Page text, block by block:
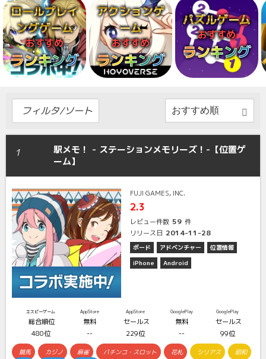
ロールプレイ
ングゲーム
おすすめ
ランキング
アクションゲ
ーム
おすすめ
ランキング
パズルゲーム
おすすめ
ランキング
フィルタ/ソート
1
駅メモ！ - ステーションメモリーズ！-【位置ゲ
ーム】
FUJI GAMES, INC.
2.3
レビュー件数 59 件
リリース日 2014-11-28
ボード アドベンチャー
位置情報
iPhone
Android
エスピーゲーム
総合順位
480位
AppStore
無料
--
AppStore
セールス
229位
GooglePlay
無料
--
GooglePlay
セールス
99位
競馬 カジノ 麻雀 パチンコ・スロット 花札 シリアス
昭和